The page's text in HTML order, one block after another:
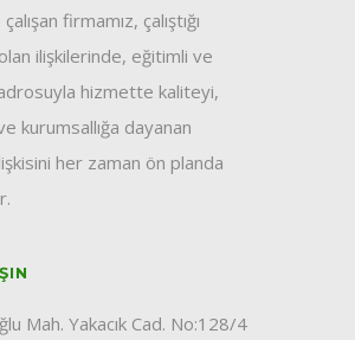
firmamız, çalıştığı
ilişkilerinde, eğitimli ve
hizmette kaliteyi,
kurumsallığa dayanan
her zaman ön planda
Mah. Yakacık Cad. No:128/4